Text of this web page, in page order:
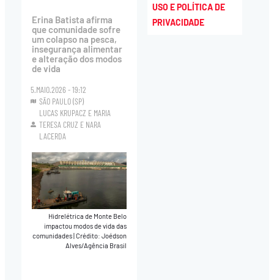
Erina Batista afirma
que comunidade sofre
um colapso na pesca,
insegurança alimentar
e alteração dos modos
de vida
5.MAIO.2026 - 19:12
SÃO PAULO (SP)
LUCAS KRUPACZ E MARIA
TERESA CRUZ E NARA
LACERDA
Hidrelétrica de Monte Belo
impactou modos de vida das
comunidades|Crédito: Joédson
Alves/Agência Brasil
USO E POLÍTICA DE
PRIVACIDADE